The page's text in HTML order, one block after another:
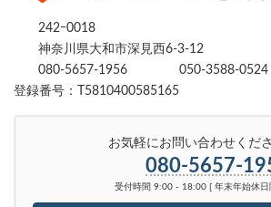
242ｰ0018
神奈川県大和市深見西6-3-12
080-5657-1956
050-3588-0524
登録番号：T5810400585165
お気軽にお問い合わせくださ
080-5657-
受付時間 9:00 - 18:00 [ 年末年始休日